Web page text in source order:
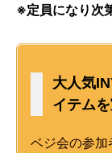
※定員になり次
大人気
イテム
ベジ会の参加